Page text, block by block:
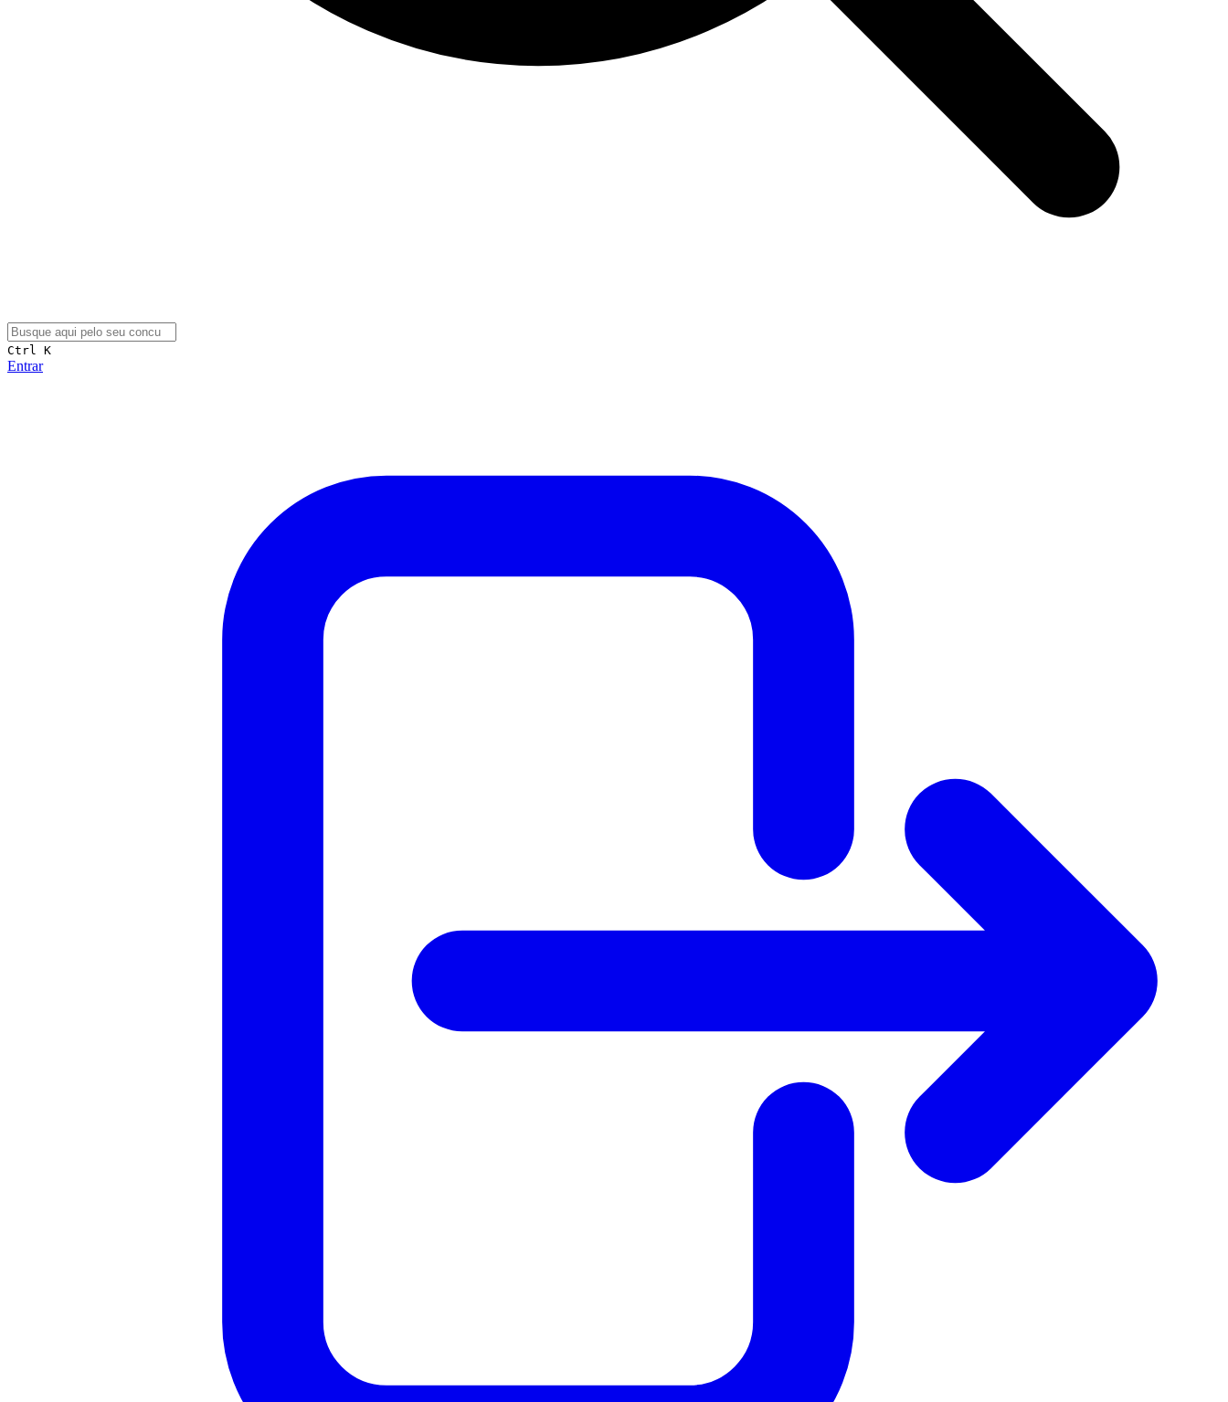
Ctrl K
Entrar